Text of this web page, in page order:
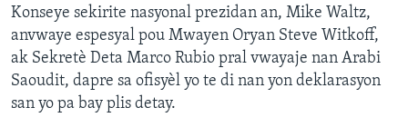
Konseye sekirite nasyonal prezidan an, Mike Waltz,
anvwaye espesyal pou Mwayen Oryan Steve Witkoff,
ak Sekretè Deta Marco Rubio pral vwayaje nan Arabi
Saoudit, dapre sa ofisyèl yo te di nan yon deklarasyon
san yo pa bay plis detay.